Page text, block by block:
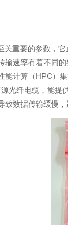
关重要的参数，
输速率有着不同
能计算（HPC）
光纤电缆，能
致数据传输缓慢